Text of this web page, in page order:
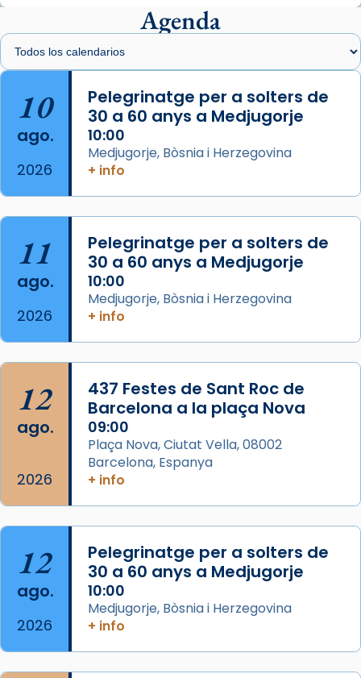
de Barcelona.
2 weeks ago
Aquest dilluns, 27 de juliol, ha tingut lloc la
missa d’acció de gràcies en agraïment al
comitè organitzador de la visita apostòlica
del Sant Pare Lleó XIV a Barcelona, i als
col·laboradors, a la Catedral de Barcelona.
L’arquebisbe de Barcelona, el cardenal Joan
Josep Omella, ha presidit la missa i l’ha
concelebrat el bisbe auxiliar de Barcelona,
Mons. David Abadías.
📸 Dr. G. Simón
Foto
View on Facebook · Share
Arquebisbat de Barcelona
2 weeks ago
Memòria de les santes Juliana i
Acompanyant la història de sant Cugat, a
partir de l’Edat Mitjana sorgeix la tradició
que les santes Juliana (“relatiu a Júlia”) i
Semproniana (“relatiu a Semprònia =
eterna”) són deixebles seves. I l’any 1667, el
frare Joan Gaspar Roig, afirma en una obra
que les santes són filles de l’antiga Iluro.
Mataró en reivindicarà les relíq
Agenda
10
ago.
2026
Pelegrinatge per a solters de
30 a 60 anys a Medjugorje
10:00
Medjugorje, Bòsnia i Herzegovina
+ info
11
ago.
2026
Pelegrinatge per a solters de
30 a 60 anys a Medjugorje
10:00
Medjugorje, Bòsnia i Herzegovina
+ info
12
ago.
2026
437 Festes de Sant Roc de
Barcelona a la plaça Nova
09:00
Plaça Nova, Ciutat Vella, 08002
Barcelona, Espanya
+ info
12
ago.
2026
Pelegrinatge per a solters de
30 a 60 anys a Medjugorje
10:00
Medjugorje, Bòsnia i Herzegovina
+ info